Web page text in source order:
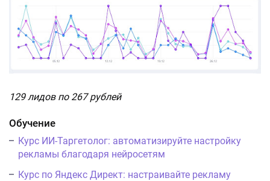
129 лидов по 267 рублей
Обучение
Курс ИИ-Таргетолог: автоматизируйте настройку
рекламы благодаря нейросетям
Курс по Яндекс Директ: настраивайте рекламу